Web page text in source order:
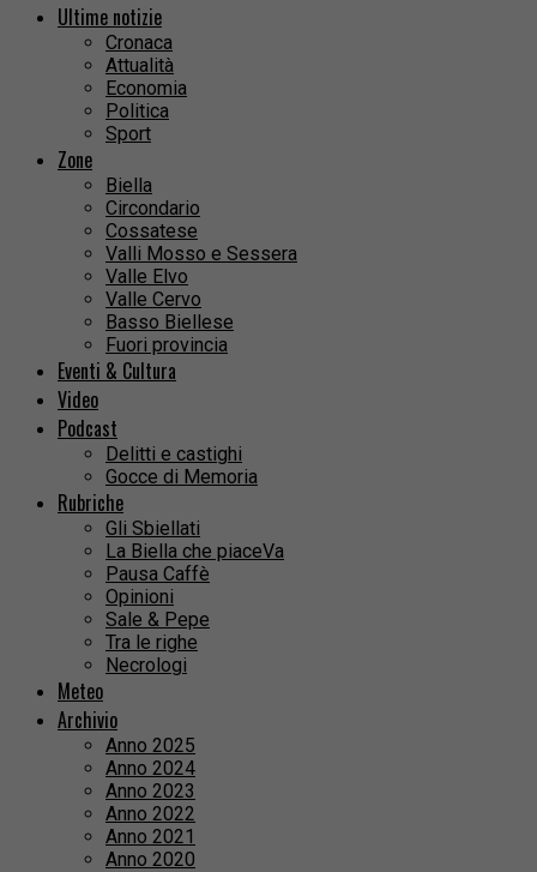
Ultime notizie
Cronaca
Attualità
Economia
Politica
Sport
Zone
Biella
Circondario
Cossatese
Valli Mosso e Sessera
Valle Elvo
Valle Cervo
Basso Biellese
Fuori provincia
Eventi & Cultura
Video
Podcast
Delitti e castighi
Gocce di Memoria
Rubriche
Gli Sbiellati
La Biella che piaceVa
Pausa Caffè
Opinioni
Sale & Pepe
Tra le righe
Necrologi
Meteo
Archivio
Anno 2025
Anno 2024
Anno 2023
Anno 2022
Anno 2021
Anno 2020